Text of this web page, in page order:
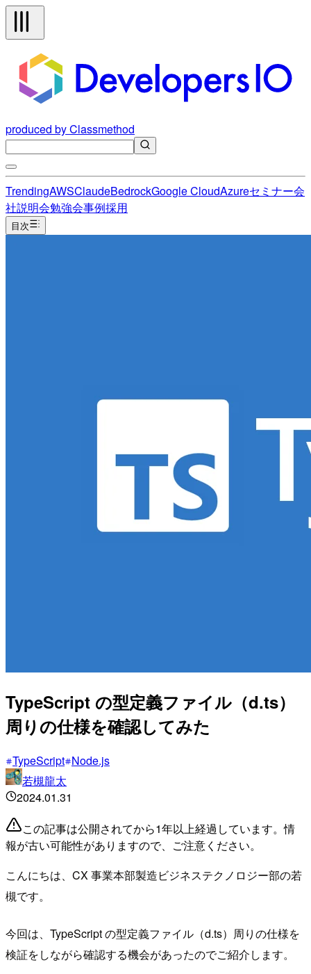
produced by Classmethod
TrendingAWSClaudeBedrockGoogle CloudAzureセミナー会
社説明会勉強会事例採用
目次
TypeScript の型定義ファイル（d.ts）
周りの仕様を確認してみた
TypeScript Node.js
若槻龍太
2024.01.31
この記事は公開されてから1年以上経過しています。情
報が古い可能性がありますので、ご注意ください。
こんにちは、CX 事業本部製造ビジネステクノロジー部の若
槻です。
今回は、TypeScript の型定義ファイル（d.ts）周りの仕様を
検証をしながら確認する機会があったのでご紹介します。